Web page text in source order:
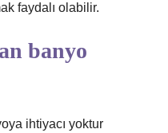
faydalı olabilir.
banyo
ihtiyacı yoktur